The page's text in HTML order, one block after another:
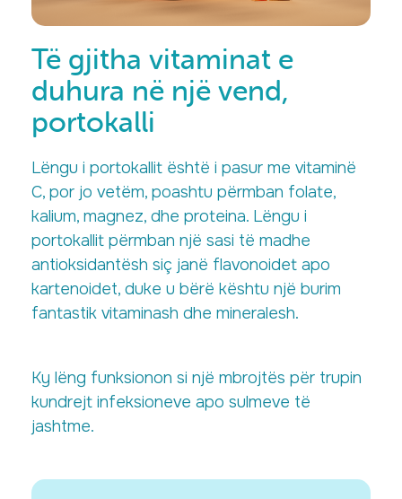
Të gjitha vitaminat e
duhura në një vend,
portokalli
Lëngu i portokallit është i pasur me vitaminë
C, por jo vetëm, poashtu përmban folate,
kalium, magnez, dhe proteina. Lëngu i
portokallit përmban një sasi të madhe
antioksidantësh siç janë flavonoidet apo
kartenoidet, duke u bërë kështu një burim
fantastik vitaminash dhe mineralesh.
Ky lëng funksionon si një mbrojtës për trupin
kundrejt infeksioneve apo sulmeve të
jashtme.